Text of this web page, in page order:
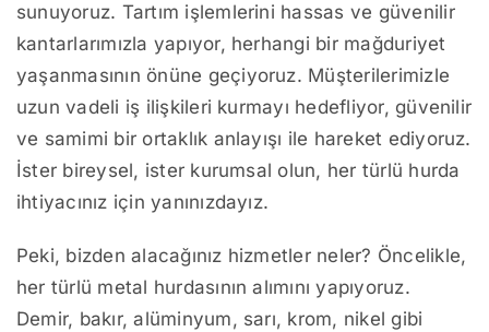
sunuyoruz. Tartım işlemlerini hassas ve güvenilir
kantarlarımızla yapıyor, herhangi bir mağduriyet
yaşanmasının önüne geçiyoruz. Müşterilerimizle
uzun vadeli iş ilişkileri kurmayı hedefliyor, güvenilir
ve samimi bir ortaklık anlayışı ile hareket ediyoruz.
İster bireysel, ister kurumsal olun, her türlü hurda
ihtiyacınız için yanınızdayız.
Peki, bizden alacağınız hizmetler neler? Öncelikle,
her türlü metal hurdasının alımını yapıyoruz.
Demir, bakır, alüminyum, sarı, krom, nikel gibi